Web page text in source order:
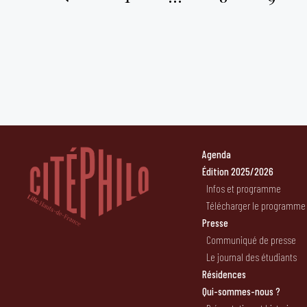
Agenda
Édition 2025/2026
Infos et programme
Télécharger le programme
Presse
Communiqué de presse
Le journal des étudiants
Résidences
Qui-sommes-nous ?